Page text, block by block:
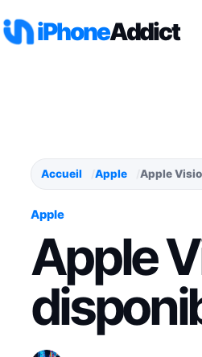
iPhoneAddict
Accueil Apple Apple
Apple
Apple